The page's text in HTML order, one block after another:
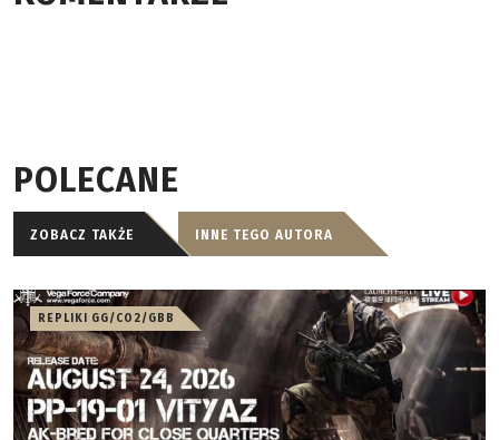
POLECANE
ZOBACZ TAKŻE INNE TEGO AUTORA
REPLIKI GG/CO2/GBB